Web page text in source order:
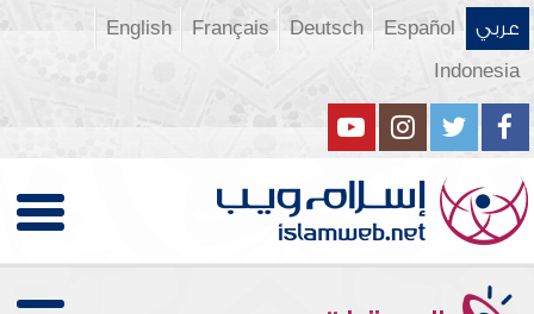
عربي Español
Deutsch
Français
English
Indonesia